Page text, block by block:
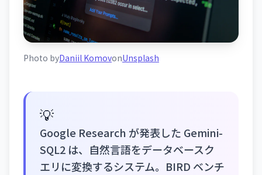
Photo byDaniil KomovonUnsplash
💡
Google Research が発表した Gemini-
SQL2 は、自然言語をデータベースク
エリに変換するシステム。BIRD ベンチ